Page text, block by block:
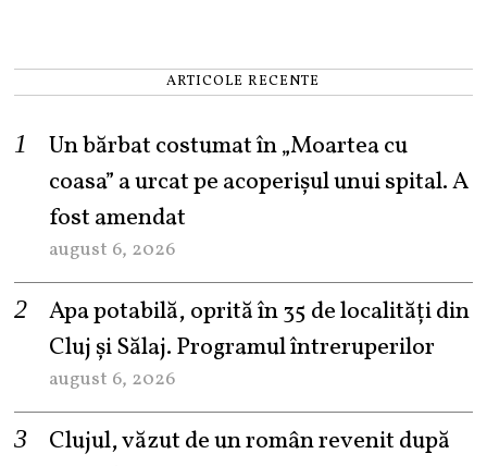
ARTICOLE RECENTE
Un bărbat costumat în „Moartea cu
coasa” a urcat pe acoperișul unui spital. A
fost amendat
august 6, 2026
Apa potabilă, oprită în 35 de localități din
Cluj și Sălaj. Programul întreruperilor
august 6, 2026
Clujul, văzut de un român revenit după